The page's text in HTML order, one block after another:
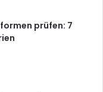
prüfen: 7